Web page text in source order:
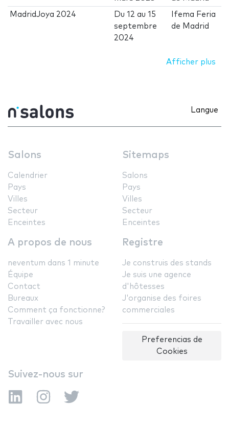
MadridJoya 2024 Du12 au15
septembre
2024
Ifema Feria
de Madrid
Afficher plus
Langue
Salons
Calendrier
Pays
Villes
Secteur
Enceintes
Sitemaps
Salons
Pays
Villes
Secteur
Enceintes
A propos de nous
neventum dans 1 minute
Équipe
Contact
Bureaux
Comment ça fonctionne?
Travailler avec nous
Registre
Je construis des stands
Je suis une agence
d'hôtesses
J'organise des foires
commerciales
Preferencias de
Cookies
Suivez-nous sur